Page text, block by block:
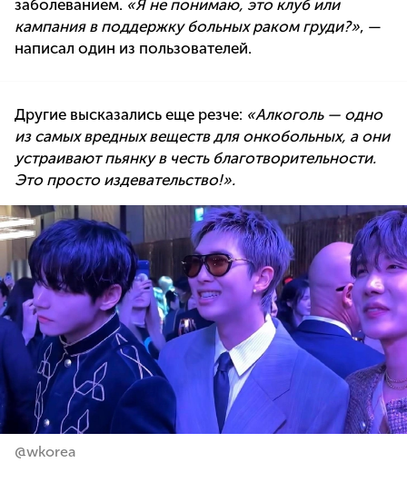
заболеванием. «Я не понимаю, это клуб или
кампания в поддержку больных раком груди?», —
написал один из пользователей.
Другие высказались еще резче: «Алкоголь — одно
из самых вредных веществ для онкобольных, а они
устраивают пьянку в честь благотворительности.
Это просто издевательство!».
@wkorea